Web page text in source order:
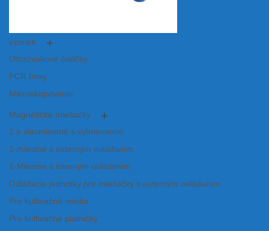
vzoriek
Ultrazvukové čističky
PCR boxy
Mikroskopovanie
Magnetické miešačky
1 a viacmiestne s vyhrievaním
1-miestne s externým ovládaním
1-Miestne s interným ovládaním
Ovládacie jednotky pre miešačky s externým ovládaním
Pre kultivačné média
Pre kultivačné platničky